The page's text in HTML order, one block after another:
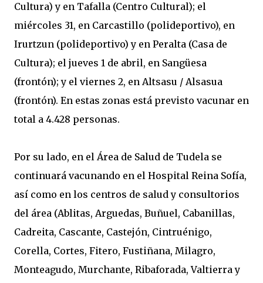
Cultura) y en Tafalla (Centro Cultural); el
miércoles 31, en Carcastillo (polideportivo), en
Irurtzun (polideportivo) y en Peralta (Casa de
Cultura); el jueves 1 de abril, en Sangüesa
(frontón); y el viernes 2, en Altsasu / Alsasua
(frontón). En estas zonas está previsto vacunar en
total a 4.428 personas.
Por su lado, en el Área de Salud de Tudela se
continuará vacunando en el Hospital Reina Sofía,
así como en los centros de salud y consultorios
del área (Ablitas, Arguedas, Buñuel, Cabanillas,
Cadreita, Cascante, Castejón, Cintruénigo,
Corella, Cortes, Fitero, Fustiñana, Milagro,
Monteagudo, Murchante, Ribaforada, Valtierra y